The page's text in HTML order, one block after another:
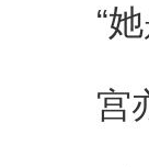
“她
宫亦